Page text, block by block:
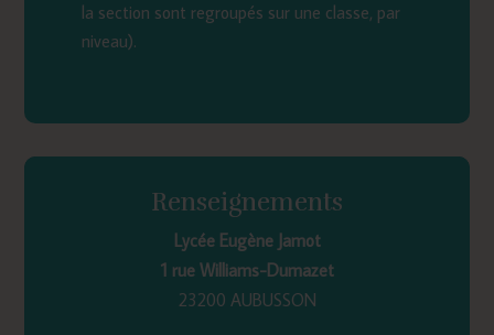
la section sont regroupés sur une classe, par
niveau).
Renseignements
Lycée Eugène Jamot
1 rue Williams-Dumazet
23200 AUBUSSON